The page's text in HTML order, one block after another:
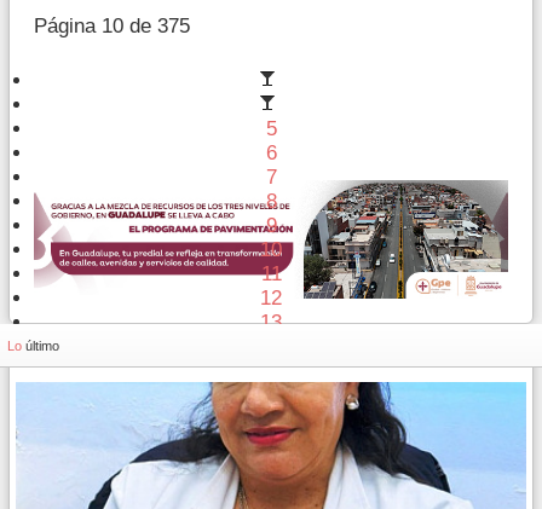
Página 10 de 375
5
6
7
8
9
10
11
12
13
Lo último